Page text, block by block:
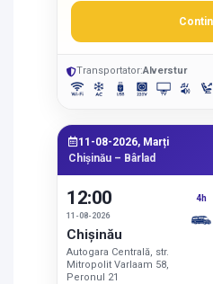
Transportator:Alverstur
11-08-2026, Marți
Chișinău – Bârlad
12:00
11-08-2026
Chișinău
Autogara Centrală, str.
Mitropolit Varlaam 58,
Peronul 21
4h